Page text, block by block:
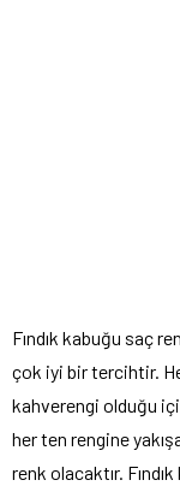
Fındık kabuğu saç
çok iyi bir tercihtir.
kahverengi olduğu
her ten rengine
renk olacaktır.